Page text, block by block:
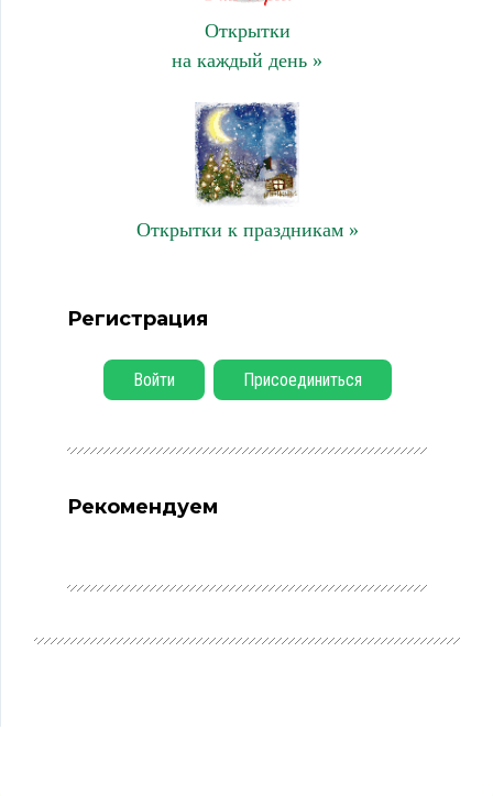
Открытки
на каждый день »
Открытки к праздникам »
Регистрация
Войти Присоединиться
Рекомендуем